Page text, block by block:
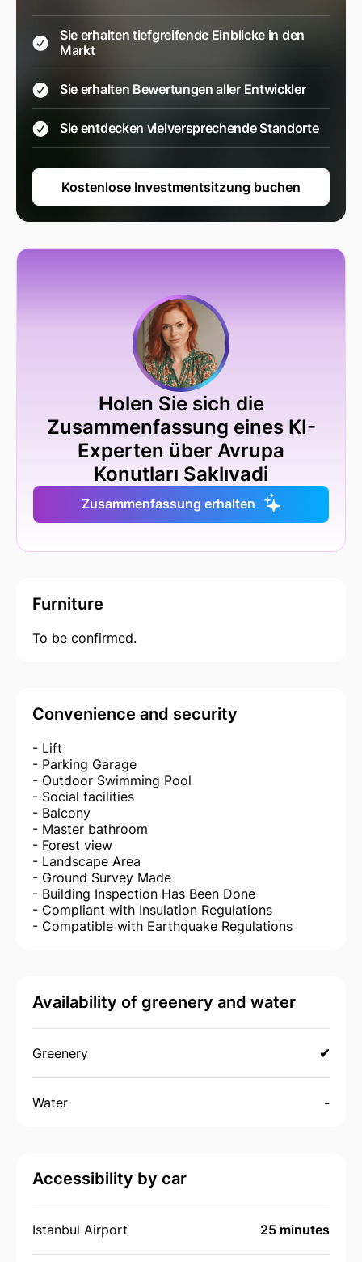
Sie erhalten tiefgreifende Einblicke in den
Markt
Sie erhalten Bewertungen aller Entwickler
Sie entdecken vielversprechende Standorte
Kostenlose Investmentsitzung buchen
Holen Sie sich die
Zusammenfassung eines KI-
Experten über Avrupa
Konutları Saklıvadi
Zusammenfassung erhalten
Furniture
To be confirmed.
Convenience and security
- Lift
- Parking Garage
- Outdoor Swimming Pool
- Social facilities
- Balcony
- Master bathroom
- Forest view
- Landscape Area
- Ground Survey Made
- Building Inspection Has Been Done
- Compliant with Insulation Regulations
- Compatible with Earthquake Regulations
Availability of greenery and water
Greenery ✔
Water -
Accessibility by car
Istanbul Airport 25 minutes